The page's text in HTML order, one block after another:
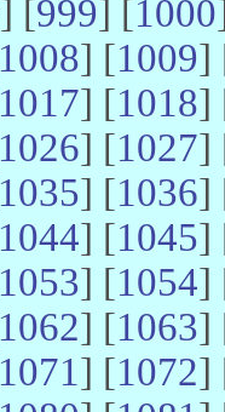
] [999] [1000
1008] [1009]
1017] [1018]
1026] [1027]
1035] [1036]
1044] [1045]
1053] [1054]
1062] [1063]
1071] [1072]